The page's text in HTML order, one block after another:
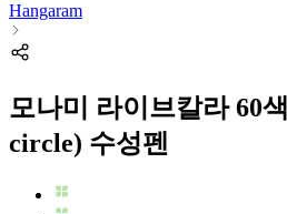
Hangaram
모나미 라이브칼라 60
circle) 수성펜